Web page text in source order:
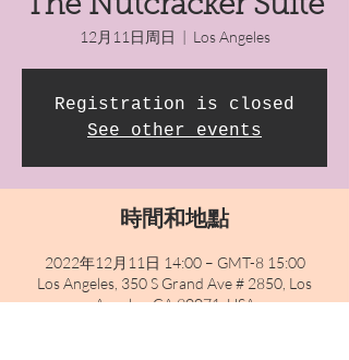
The Nutcracker Suite
12月11日周日
  |
Los Angeles
Registration is closed
See other events
時間和地點
2022年12月11日 14:00 – GMT-8 15:00
Los Angeles, 350 S Grand Ave # 2850, Los
Angeles, CA 90071, USA